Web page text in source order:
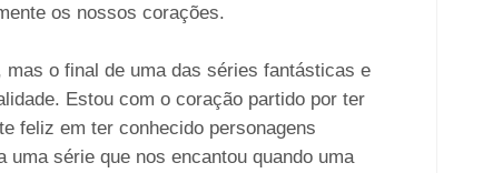
os nossos corações.
mas o final de uma das séries fantásticas e
Estou com o coração partido por ter
feliz em ter conhecido personagens
série que nos encantou quando uma